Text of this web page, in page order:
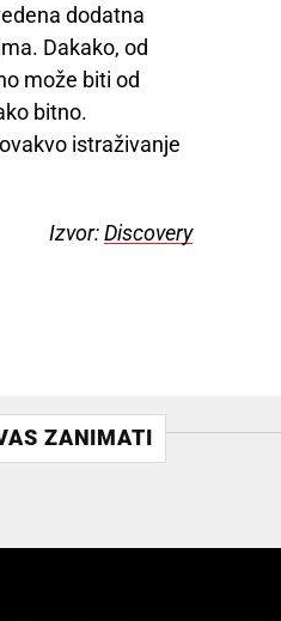
dodatna
Dakako, od
može biti od
bitno.
istraživanje
Izvor:Discovery
ZANIMATI